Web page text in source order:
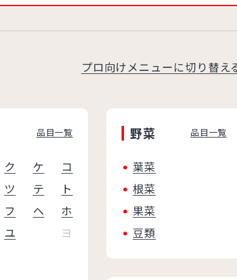
プロ向けメニューに切り替え
品目一覧
ク ケ
コ
ツ テ
ト
フ ヘ
ホ
ユ
ヨ
野菜 品目一覧
葉菜
根菜
果菜
豆類